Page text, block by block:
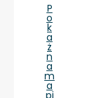
P
o
k
a
ż
n
a
m
a
pi